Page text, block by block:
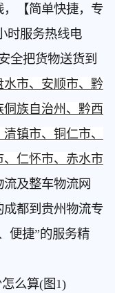
热门搜索
，【简单快捷，专
时服务热线电
全把货物送货到
市、安顺市、黔
族自治州、黔西
镇市、铜仁市、
仁怀市、赤水市
及整车物流网
都到贵州物流专
便捷”的服务精